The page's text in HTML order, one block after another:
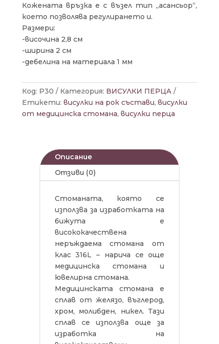
Кожената връзка е с възел тип „асансьор“,
което позволява регулирането и.
Размери:
-височина 2,8 см
-ширина 2 см
-дебелина на материала 1 мм
Код: P30 Категория: ВИСУЛКИ ПЕРЦА
Етикети: висулки на рок състави, висулки
от медицинска стомана, висулки перца
Описание
Отзиви (0)
Стоманата, която се
използва за изработката на
бижута е
висококачествена
неръждаема стомана от
клас 316L – нарича се още
медицинска стомана и
ювелирна стомана.
Медицинската стомана е
сплав от желязо, въглерод,
хром, молибден, никел. Тази
сплав се използва още за
изработка на